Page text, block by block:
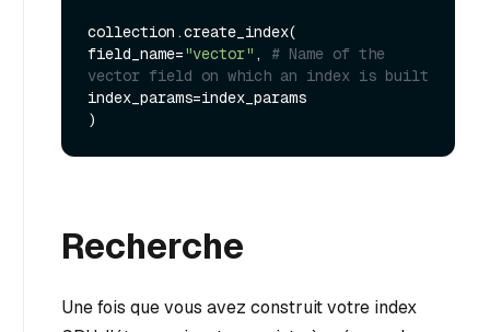
collection.create_index(
field_name="vector" , # Name of the
vector field on which an index is built
index_params=index_params
Recherche
Une fois que vous avez construit votre index